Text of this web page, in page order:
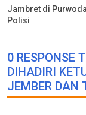
Jambret di
Polisi
0 RESPONSE
DIHADIRI
JEMBER DAN